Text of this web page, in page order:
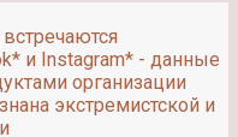
и Instagram* - данные
организации
экстремистской и